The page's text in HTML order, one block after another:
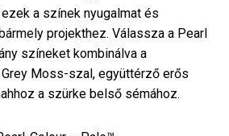
a színek nyugalmat és
projekthez. Válassza a Pearl
színeket kombinálva a
Moss-szal, együttérző erős
a szürke belső sémához.